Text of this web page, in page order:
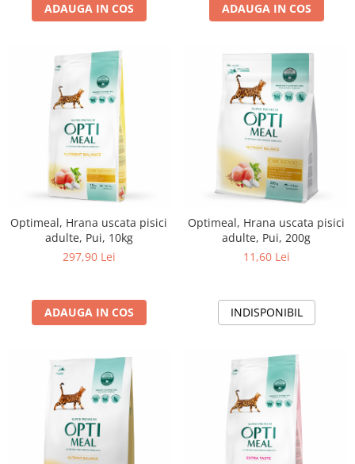
ADAUGA IN COS ADAUGA IN COS
Optimeal, Hrana uscata pisici
adulte, Pui, 10kg
297,90 Lei
ADAUGA IN COS
Optimeal, Hrana uscata pisici
adulte, Pui, 200g
11,60 Lei
INDISPONIBIL